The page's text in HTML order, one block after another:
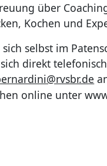
über
Kochen und
selbst im
direkt
online unter